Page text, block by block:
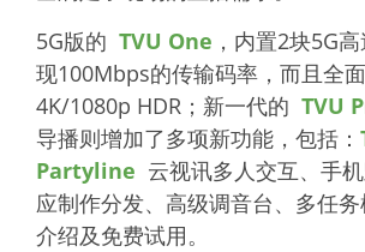
5G版的 TVU One ，内置2块5G
现100Mbps的传输码率，而且全
4K/1080p HDR；新一代的 TVU
导播则增加了多项新功能，包括：
Partyline 云视讯多人交互、手
应制作分发、高级调音台、多任
介绍及免费试用。